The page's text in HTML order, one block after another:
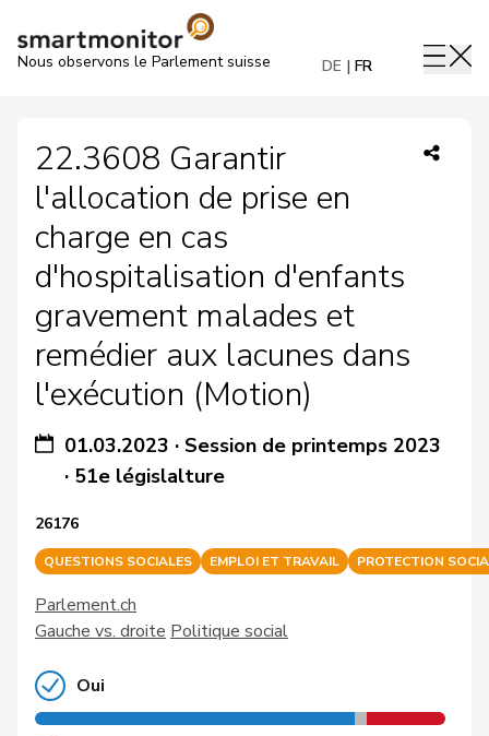
Nous observons le Parlement suisse DE FR
22.3608 Garantir
l'allocation de prise en
charge en cas
d'hospitalisation d'enfants
gravement malades et
remédier aux lacunes dans
l'exécution (Motion)
01.03.2023 · Session de printemps 2023
· 51e législalture
26176
QUESTIONS SOCIALES EMPLOI ET TRAVAIL PROTECTION
Parlement.ch
Gauche vs. droite Politique social
Oui